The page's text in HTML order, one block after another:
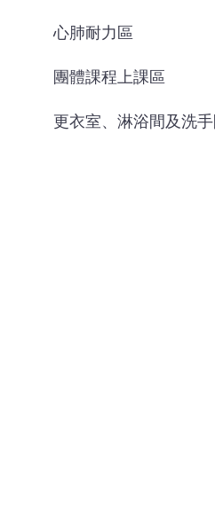
心肺耐力區
團體課程上課區
更衣室、淋浴間及洗